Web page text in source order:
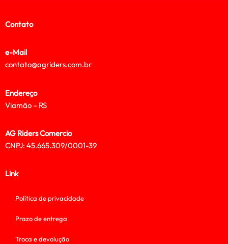
Contato
e-Mail
contato@agriders.com.br
Endereço
Viamão – RS
AG Riders Comercio
CNPJ: 45.665.309/0001-39
Link
Política de privacidade
Prazo de entrega
Troca e devolução